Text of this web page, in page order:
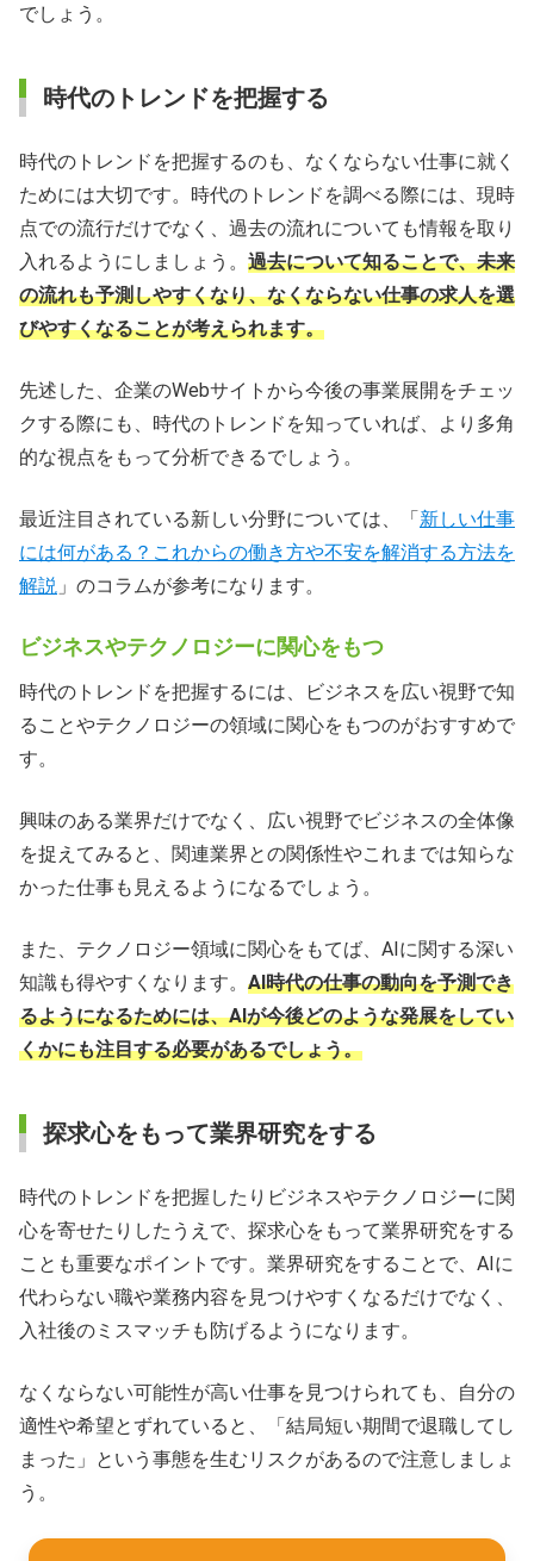
でしょう。
時代のトレンドを把握する
時代のトレンドを把握するのも、なくならない仕事に就く
ためには大切です。時代のトレンドを調べる際には、現時
点での流行だけでなく、過去の流れについても情報を取り
入れるようにしましょう。 過去について知ることで、未来
の流れも予測しやすくなり、なくならない仕事の求人を選
びやすくなることが考えられます。
先述した、企業のWebサイトから今後の事業展開をチェッ
クする際にも、時代のトレンドを知っていれば、より多角
的な視点をもって分析できるでしょう。
最近注目されている新しい分野については、「 新しい仕事
には何がある？これからの働き方や不安を解消する方法を
解説 」のコラムが参考になります。
ビジネスやテクノロジーに関心をもつ
時代のトレンドを把握するには、ビジネスを広い視野で知
ることやテクノロジーの領域に関心をもつのがおすすめで
す。
興味のある業界だけでなく、広い視野でビジネスの全体像
を捉えてみると、関連業界との関係性やこれまでは知らな
かった仕事も見えるようになるでしょう。
また、テクノロジー領域に関心をもてば、AIに関する深い
知識も得やすくなります。 AI時代の仕事の動向を予測でき
るようになるためには、AIが今後どのような発展をしてい
くかにも注目する必要があるでしょう。
探求心をもって業界研究をする
時代のトレンドを把握したりビジネスやテクノロジーに関
心を寄せたりしたうえで、探求心をもって業界研究をする
ことも重要なポイントです。業界研究をすることで、AIに
代わらない職や業務内容を見つけやすくなるだけでなく、
入社後のミスマッチも防げるようになります。
なくならない可能性が高い仕事を見つけられても、自分の
適性や希望とずれていると、「結局短い期間で退職してし
まった」という事態を生むリスクがあるので注意しましょ
う。